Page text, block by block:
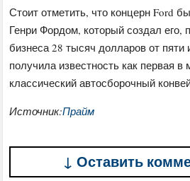
Стоит отметить, что концерн Ford
Генри Фордом, который создал его,
бизнеса 28 тысяч долларов от пяти
получила известность как первая
классический автосборочный
Источник:Прайм
↓ Оставить